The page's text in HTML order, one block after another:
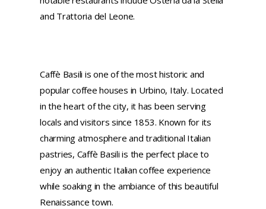
and Trattoria del Leone.
Caffè Basili is one of the most historic and
popular coffee houses in Urbino, Italy. Located
in the heart of the city, it has been serving
locals and visitors since 1853. Known for its
charming atmosphere and traditional Italian
pastries, Caffè Basili is the perfect place to
enjoy an authentic Italian coffee experience
while soaking in the ambiance of this beautiful
Renaissance town.